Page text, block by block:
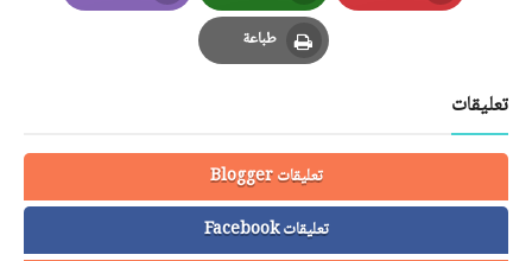
Pinterest
Whatsapp
Email
طباعة
Print
تعليقات
تعليقات Blogger
تعليقات Facebook